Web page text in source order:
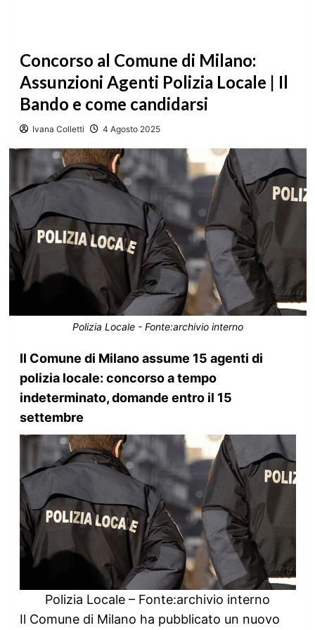
Concorso al Comune di Milano:
Assunzioni Agenti Polizia Locale | Il
Bando e come candidarsi
Ivana Colletti 4 Agosto 2025
Polizia Locale - Fonte:archivio interno
Il Comune di Milano assume 15 agenti di
polizia locale: concorso a tempo
indeterminato, domande entro il 15
settembre
Polizia Locale – Fonte:archivio interno
Il Comune di Milano ha pubblicato un nuovo